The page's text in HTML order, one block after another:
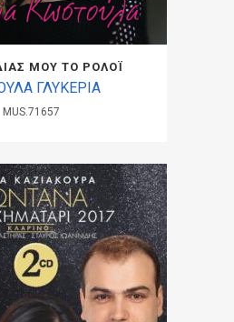
ΜΟΥ ΤΟ ΡΟΛΟΪ
ΓΛΥΚΕΡΙΑ
MUS.71657